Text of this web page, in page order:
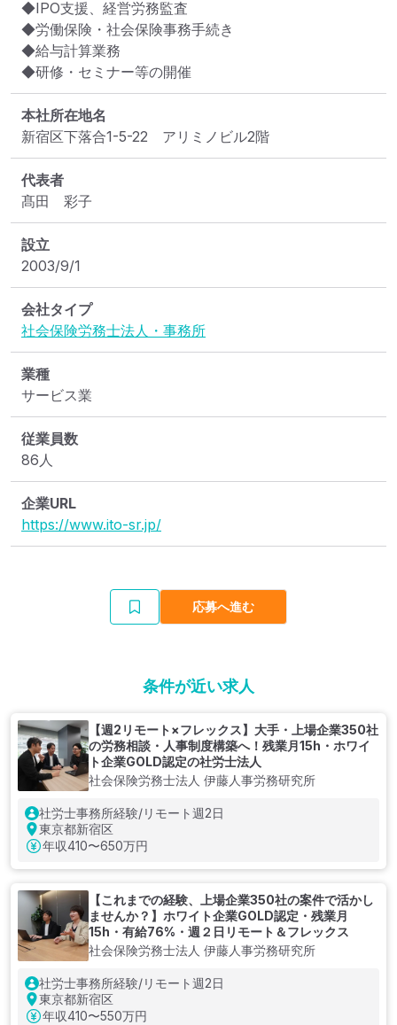
◆IPO支援、経営労務監査
◆労働保険・社会保険事務手続き
◆給与計算業務
◆研修・セミナー等の開催
本社所在地名
新宿区下落合1-5-22　アリミノビル2階
代表者
髙田　彩子
設立
2003/9/1
会社タイプ
社会保険労務士法人・事務所
業種
サービス業
従業員数
86人
企業URL
https://www.ito-sr.jp/
応募へ進む
条件が近い求人
【週2リモート×フレックス】大手・上場企業350社
の労務相談・人事制度構築へ！残業月15h・ホワイ
ト企業GOLD認定の社労士法人
社会保険労務士法人 伊藤人事労務研究所
社労士事務所経験/リモート週2日
東京都新宿区
年収410〜650万円
【これまでの経験、上場企業350社の案件で活かし
ませんか？】ホワイト企業GOLD認定・残業月
15h・有給76%・週２日リモート＆フレックス
社会保険労務士法人 伊藤人事労務研究所
社労士事務所経験/リモート週2日
東京都新宿区
年収410〜550万円